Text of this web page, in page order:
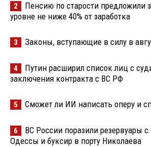
2
Пенсию по старости предложили
уровне не ниже 40% от заработка
3 Законы, вступающие в силу в
4
Путин расширил список лиц с
заключения контракта с ВС РФ
5 Сможет ли ИИ написать оперу и
6
ВС России поразили резервуары
Одессы и буксир в порту Николаева